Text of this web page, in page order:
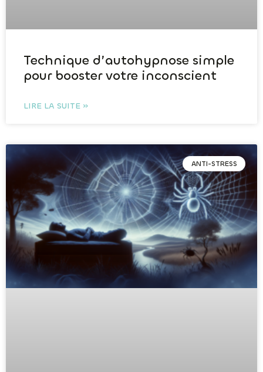
Technique d’autohypnose simple
pour booster votre inconscient
LIRE LA SUITE »
ANTI-STRESS